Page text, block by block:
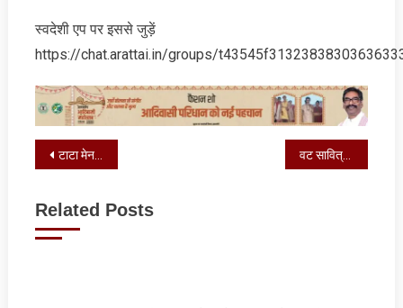
स्‍वदेशी एप पर इससे जुड़ें
https://chat.arattai.in/groups/
Post
टाटा मेन हॉस्पिटल में मरीजों के लिए 24×7 हेल्पलाइन शुरू वट सावित्री पूजा को लेकर पिठोरिया में दिखी आस्था की अद्भुत छटा
Related Posts